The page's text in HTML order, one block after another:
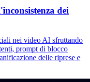
dei
nei video AI sfruttando
prompt di blocco
delle riprese e